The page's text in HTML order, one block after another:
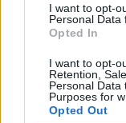
I want to opt-
Personal Data
Opted In
I want to opt-
Retention,
Personal Data
Purposes for
Opted Out
Με όχημα την
και τη
έμπρακτα
κληρονομιάς